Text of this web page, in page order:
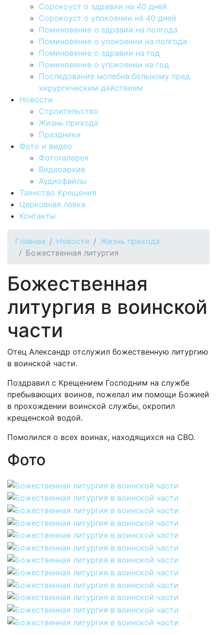
Сорокоуст о здравии на 40 дней
Сорокоуст о упокоении на 40 дней
Поминовение о здравии на полгода
Поминовение о упокоении на полгода
Поминовение о здравии на год
Поминовение о упокоении на год
Последование молебна больному пред
хирургическим действием
Новости
Строительство
Жизнь прихода
Праздники
Фото и видео
Фотогалерея
Видеоархив
Аудиофайлы
Таинство Крещения
Церковная лавка
Контакты
Главная Новости
Жизнь прихода
Божественная литургия
Божественная
литургия в воинской
части
Отец Александр отслужил божественную литургию
в воинской части.
Поздравил с Крещением Господним на службе
пребывающих воинов, пожелал им помощи Божией
в прохождении воинской службы, окропил
крещенской водой.
Помолился о всех воинах, находящихся на СВО.
Фото